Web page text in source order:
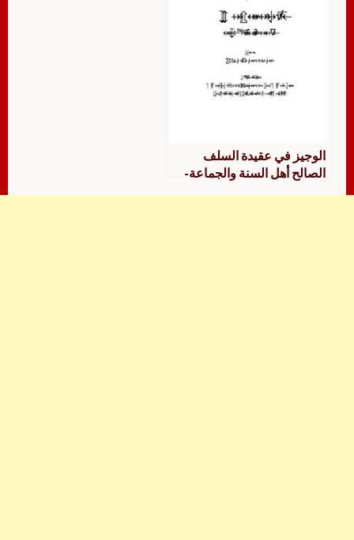
الوجيز في عقيدة السلف
الصالح أهل السنة والجماعة-